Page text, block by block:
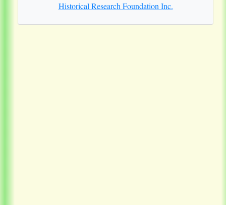
Historical Research Foundation Inc.